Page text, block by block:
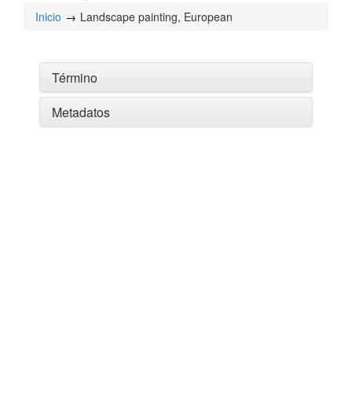
Inicio Landscape painting, European
Término
Metadatos